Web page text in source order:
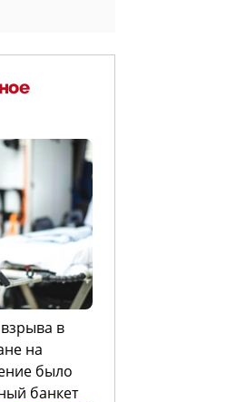
в
на
было
банкет